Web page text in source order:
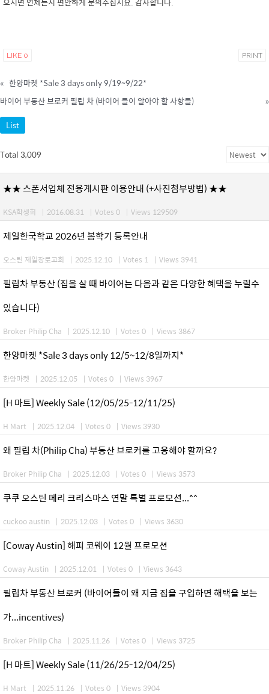
LIKE 0 PRINT
« 한양마켓 *Sale 3 days only 9/19~9/22*
바이어 부동산 브로커 필립 차 (바이어 들이 알아야 할 사항들)
»
List
Total 3,009
★★ 스폰서업체 전용게시판 이용안내 (+사진첨부방법) ★★
KSA학생회 | 2016.08.31 | Votes 0 | Views 129509
제일한국학교 2026년 봄학기 등록안내
오스틴 제일장로교회 | 2025.12.10 | Votes 1 | Views 3941
필립차 부동산 (집을 살 때 바이어는 다음과 같은 다양한 혜택을 누릴수
있습니다)
Broker Philip Cha | 2025.12.10 | Votes 0 | Views 3867
한양마켓 *Sale 3 days only 12/5~12/8일까지*
한양마켓 | 2025.12.05 | Votes 0 | Views 3967
[H 마트] Weekly Sale (12/05/25-12/11/25)
H Mart | 2025.12.04 | Votes 0 | Views 3930
왜 필립 차(Philip Cha) 부동산 브로커를 고용해야 할까요?
Broker Philip Cha | 2025.12.03 | Votes 0 | Views 3573
쿠쿠 오스틴 메리 크리스마스 연말 특별 프로모션...^^
cuckoo austin | 2025.12.03 | Votes 0 | Views 3630
[Coway Austin] 해피 코웨이 12월 프로모션
Coway Austin | 2025.12.01 | Votes 0 | Views 3643
필립차 부동산 브로커 (바이어들이 왜 지금 집을 구입하면 해택을 보는
가...incentives)
Broker Philip Cha | 2025.11.26 | Votes 0 | Views 3725
[H 마트] Weekly Sale (11/26/25-12/04/25)
H Mart | 2025.11.26 | Votes 0 | Views 3904